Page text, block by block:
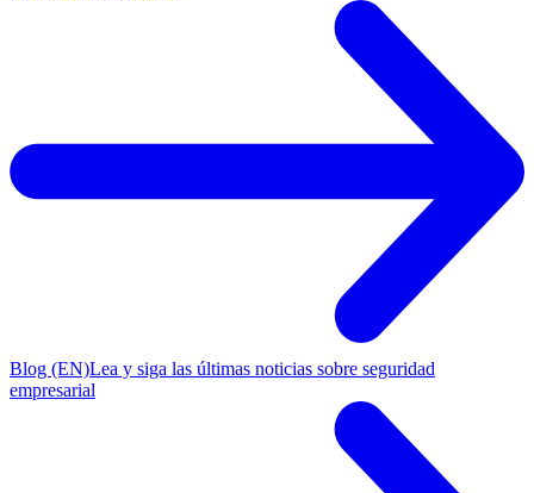
Blog (EN)Lea y siga las últimas noticias sobre seguridad
empresarial